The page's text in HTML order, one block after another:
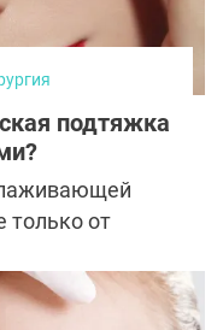
подтяжка
только от
многом от
тканей в